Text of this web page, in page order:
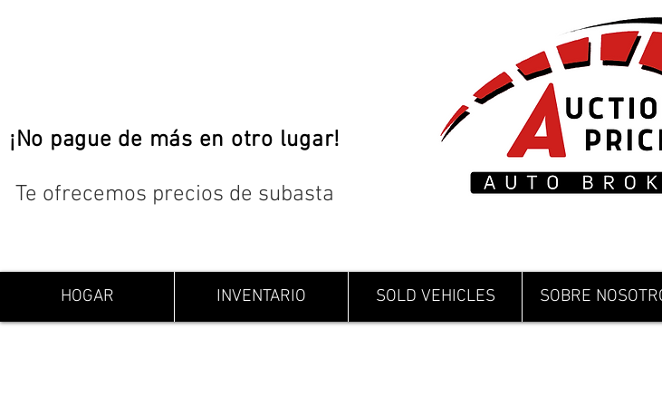
¡No pague de más en otro lugar!
Te ofrecemos precios de subasta
HOGAR INVENTARIO SOLD VEHICLES SOBRE